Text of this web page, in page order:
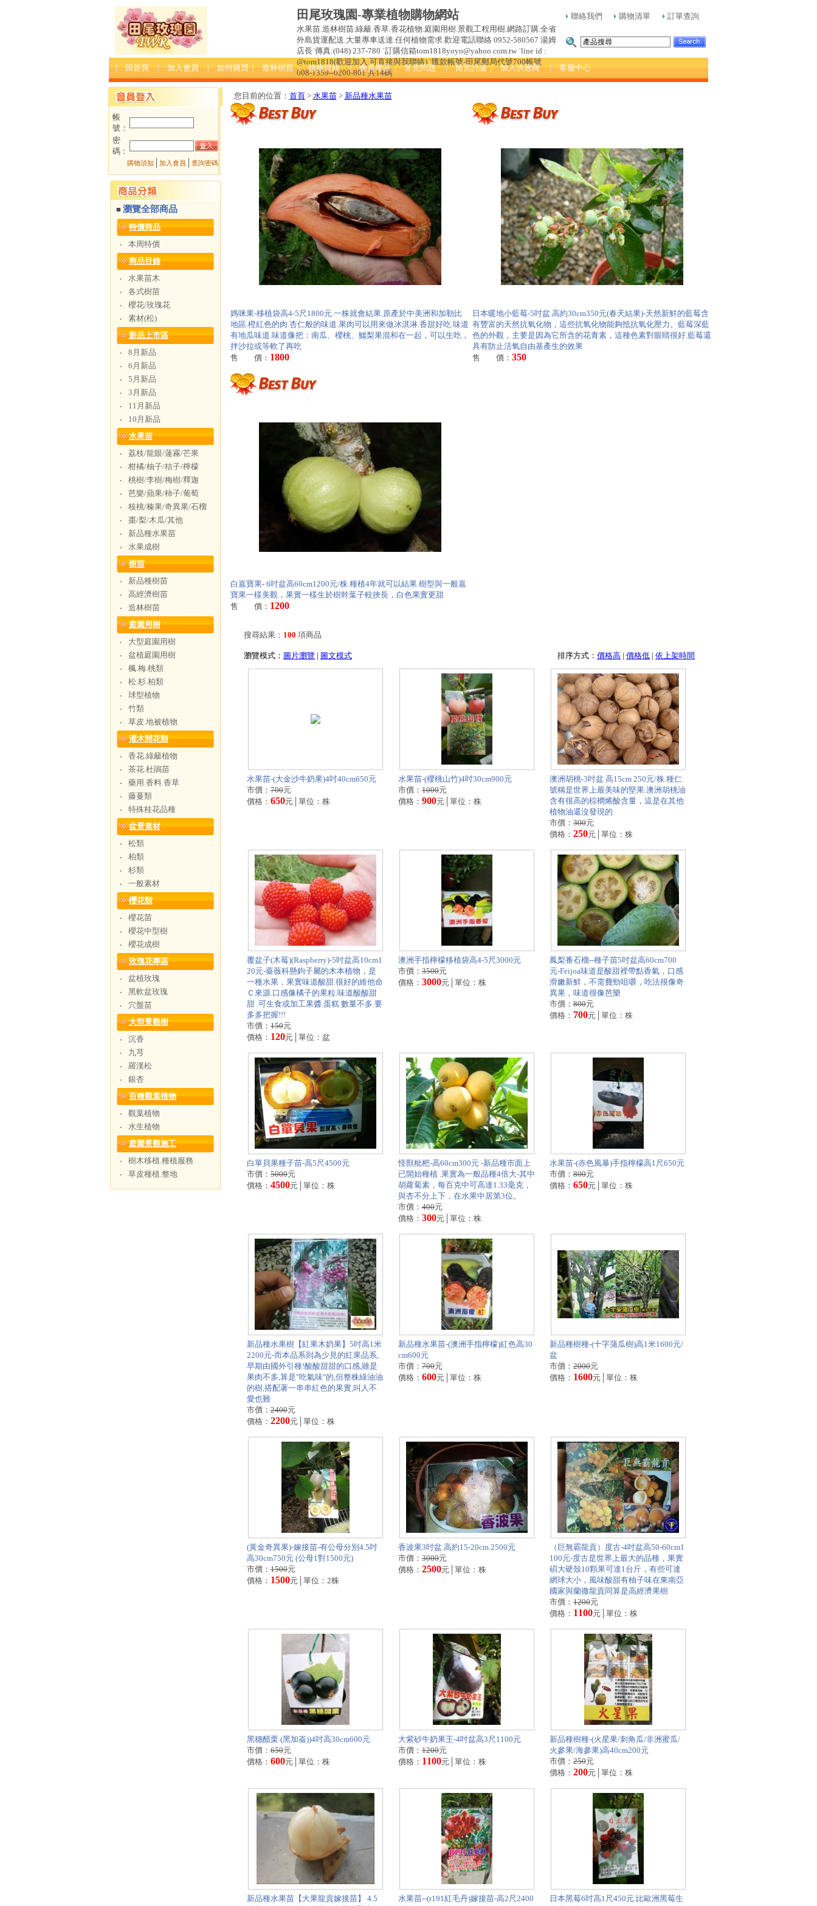
田尾玫瑰園-專業植物購物網站
水果苗.造林樹苗.綠籬.香草.香花植物.庭園用樹.景觀工程用樹.網路訂購.全省
外島貨運配送.大量專車送達.任何植物需求.歡迎電話聯絡 0952-580567 湯姆
店長˙傳真:(048) 237-780 ˙訂購信箱tom1818yoyo@yahoo.com.tw ˙line id :
@tom1818(歡迎加入.可直接與我聯絡) ˙匯款帳號-田尾郵局代號700帳號
008-1359--0200-801 共14碼
聯絡我們 購物清單 訂單查詢
| 回首頁 | 加入會員 | 如何購買 | 造林樹苗 | 植物目錄 | 會員專區 | 常見問題 | 留言討論 | 加入供應商 | 客服中心
帳
號：
密
碼：
購物須知 加入會員 查詢密碼
■ 瀏覽全部商品
特價商品
‧
本周特價
商品目錄
‧
水果苗木
‧
各式樹苗
‧
櫻花/玫瑰花
‧
素材(松)
新品上市區
‧
8月新品
‧
6月新品
‧
5月新品
‧
3月新品
‧
11月新品
‧
10月新品
水果苗
‧
荔枝/龍眼/蓮霧/芒果
‧
柑橘/柚子/桔子/檸檬
‧
桃樹/李樹/梅樹/釋迦
‧
芭樂/蘋果/柿子/葡萄
‧
核桃/榛果/奇異果/石榴
‧
棗/梨/木瓜/其他
‧
新品種水果苗
‧
水果成樹
樹苗
‧
新品種樹苗
‧
高經濟樹苗
‧
造林樹苗
庭園用樹
‧
大型庭園用樹
‧
盆植庭園用樹
‧
楓.梅.桃類
‧
松.杉.柏類
‧
球型植物
‧
竹類
‧
草皮.地被植物
灌木開花類
‧
香花.綠籬植物
‧
茶花.杜鵑苗
‧
藥用.香料.香草
‧
藤蔓類
‧
特殊桂花品種
盆景素材
‧
松類
‧
柏類
‧
杉類
‧
一般素材
櫻花類
‧
櫻花苗
‧
櫻花中型樹
‧
櫻花成樹
玫瑰花專區
‧
盆植玫瑰
‧
黑軟盆玫瑰
‧
穴盤苗
大型景觀樹
‧
沉香
‧
九芎
‧
羅漢松
‧
銀杏
百種觀葉植物
‧
觀葉植物
‧
水生植物
庭園景觀施工
‧
樹木移植.種植服務
‧
草皮種植.整地
您目前的位置： 首頁> 水果苗> 新品種水果苗
媽咪果-移植袋高4-5尺1800元.一株就會結果.原產於中美洲和加勒比
地區.橙紅色的肉.杏仁般的味道.果肉可以用來做冰淇淋.香甜好吃.味道
有地瓜味道.味道像把：南瓜、櫻桃、鱷梨果混和在一起，可以生吃，
拌沙拉或等軟了再吃
售 價： 1800
日本暖地小藍莓-5吋盆.高約30cm350元(春天結果)-天然新鮮的藍莓含
有豐富的天然抗氧化物，這些抗氧化物能夠抵抗氧化壓力。藍莓深藍
色的外觀，主要是因為它所含的花青素，這種色素對眼睛很好.藍莓還
具有防止活氧自由基產生的效果
售 價： 350
白嘉寶果- 6吋盆高60cm1200元/株.種植4年就可以結果.樹型與一般嘉
寶果一樣美觀，果實一樣生於樹幹葉子較挾長，白色果實更甜
售 價： 1200
搜尋結果： 100 項商品
瀏覽模式： 圖片瀏覽 | 圖文模式 排序方式： 價格高 | 價格低 | 依上架時間
水果苗-(大金沙牛奶果)4吋40cm650元
市價： 700元
價格： 650元│單位：株
水果苗-(櫻桃山竹)4吋30cm900元
市價： 1000元
價格： 900元│單位：株
澳洲胡桃-3吋盆 高15cm 250元/株.種仁
號稱是世界上最美味的堅果.澳洲胡桃油
含有很高的棕櫚烯酸含量，這是在其他
植物油還沒發現的
市價： 300元
價格： 250元│單位：株
覆盆子(木莓)(Raspberry)-5吋盆高10cm1
20元-薔薇科懸鉤子屬的木本植物，是
一種水果，果實味道酸甜.很好的維他命
Ｃ來源.口感像橘子的果粒.味道酸酸甜
甜 .可生食或加工果醬.蛋糕 數量不多.要
多多把握!!!
市價： 150元
價格： 120元│單位：盆
澳洲手指檸檬移植袋高4-5尺3000元
市價： 3500元
價格： 3000元│單位：株
鳳梨番石榴--種子苗5吋盆高60cm700
元-Feijoa味道是酸甜裡帶點香氣，口感
滑嫩新鮮，不需費勁咀嚼，吃法很像奇
異果，味道很像芭樂
市價： 800元
價格： 700元│單位：株
白單貝果種子苗-高5尺4500元
市價： 5000元
價格： 4500元│單位：株
怪獸枇杷-高60cm300元 -新品種市面上
已開始種植 .果實為一般品種4倍大-其中
胡蘿蔔素，每百克中可高達1.33毫克，
與杏不分上下，在水果中居第3位。
市價： 400元
價格： 300元│單位：株
水果苗-(赤色風暴)手指檸檬高1尺650元
市價： 800元
價格： 650元│單位：株
新品種水果樹【紅果木奶果】5吋高1米
2200元-而本品系則為少見的紅果品系,
早期由國外引種!酸酸甜甜的口感,雖是
果肉不多,算是"吃氣味"的,但整株綠油油
的樹,搭配著一串串紅色的果實,叫人不
愛也難
市價： 2400元
價格： 2200元│單位：株
新品種水果苗-(澳洲手指檸檬)紅色高30
cm600元
市價： 700元
價格： 600元│單位：株
新品種樹種-(十字蒲瓜樹)高1米1600元/
盆
市價： 2000元
價格： 1600元│單位：株
(黃金奇異果)-嫁接苗-有公母分別4.5吋
高30cm750元 (公母1對1500元)
市價： 1500元
價格： 1500元│單位：2株
香波果3吋盆.高約15-20cm 2500元
市價： 3000元
價格： 2500元│單位：株
（巨無霸龍貢）度古-4吋盆高50-60cm1
100元-度古是世界上最大的品種，果實
碩大硬殼10顆果可達1台斤，有些可達
網球大小，風味酸甜有柚子味在東南亞
國家與蘭撒龍貢同算是高經濟果樹
市價： 1200元
價格： 1100元│單位：株
黑穗醋栗 (黑加崙))4吋高30cm600元
市價： 650元
價格： 600元│單位：株
大紫砂牛奶果王-4吋盆高3尺1100元
市價： 1200元
價格： 1100元│單位：株
新品種樹種-(火星果/刺角瓜/非洲蜜瓜/
火參果/海參果)高40cm200元
市價： 250元
價格： 200元│單位：株
新品種水果苗【大果龍貢嫁接苗】 4.5
水果苗--(r191紅毛丹)嫁接苗-高2尺2400
日本黑莓6吋高1尺450元.比歐洲黑莓生